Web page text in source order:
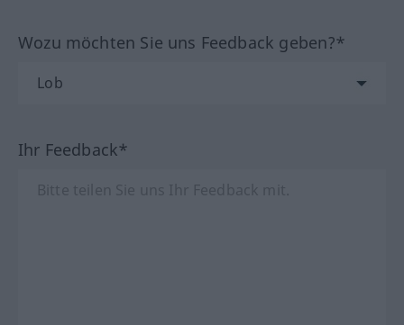
Wozu möchten Sie uns Feedback geben?*
Ihr Feedback*